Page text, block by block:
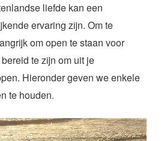
liefde kan een
ervaring zijn. Om te
om open te staan voor
te zijn om uit je
Hieronder geven we enkele
te houden.